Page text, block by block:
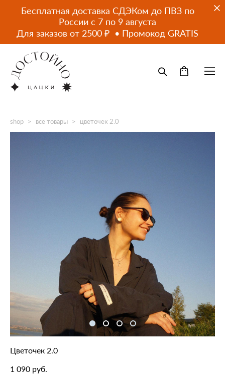
Бесплатная доставка СДЭКом до ПВЗ по
России с 7 по 9 августа
Для заказов от 2500 ₽ • Промокод GRATIS
shop > все товары > цветочек 2.0
Цветочек 2.0
1 090 pуб.